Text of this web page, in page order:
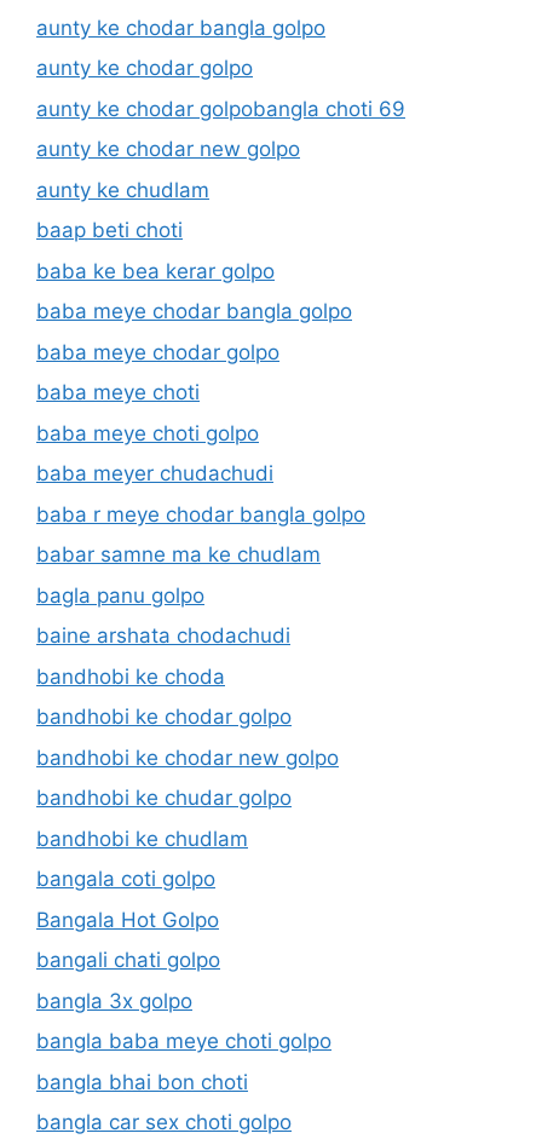
aunty ke chodar bangla golpo
aunty ke chodar golpo
aunty ke chodar golpobangla choti 69
aunty ke chodar new golpo
aunty ke chudlam
baap beti choti
baba ke bea kerar golpo
baba meye chodar bangla golpo
baba meye chodar golpo
baba meye choti
baba meye choti golpo
baba meyer chudachudi
baba r meye chodar bangla golpo
babar samne ma ke chudlam
bagla panu golpo
baine arshata chodachudi
bandhobi ke choda
bandhobi ke chodar golpo
bandhobi ke chodar new golpo
bandhobi ke chudar golpo
bandhobi ke chudlam
bangala coti golpo
Bangala Hot Golpo
bangali chati golpo
bangla 3x golpo
bangla baba meye choti golpo
bangla bhai bon choti
bangla car sex choti golpo